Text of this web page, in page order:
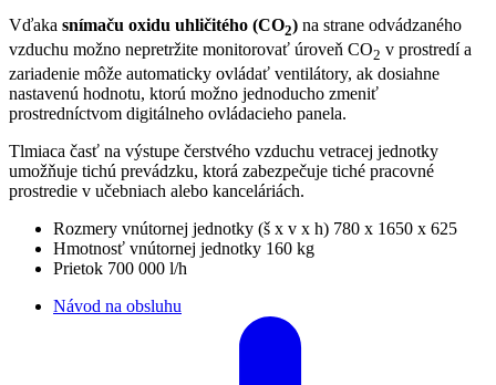
Vďaka snímaču oxidu uhličitého (CO2) na strane odvádzaného
vzduchu možno nepretržite monitorovať úroveň CO2 v prostredí a
zariadenie môže automaticky ovládať ventilátory, ak dosiahne
nastavenú hodnotu, ktorú možno jednoducho zmeniť
prostredníctvom digitálneho ovládacieho panela.
Tlmiaca časť na výstupe čerstvého vzduchu vetracej jednotky
umožňuje tichú prevádzku, ktorá zabezpečuje tiché pracovné
prostredie v učebniach alebo kanceláriách.
Rozmery vnútornej jednotky (š x v x h) 780 x 1650 x 625
Hmotnosť vnútornej jednotky 160 kg
Prietok 700 000 l/h
Návod na obsluhu